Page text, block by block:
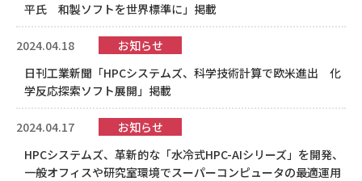
平氏 和製ソフトを世界標準に」掲載
2024.04.18
お知らせ
日刊工業新聞「HPCシステムズ、科学技術計算で欧米進出 化
学反応探索ソフト展開」掲載
2024.04.17
お知らせ
HPCシステムズ、革新的な「水冷式HPC-AIシリーズ」を開発、
一般オフィスや研究室環境でスーパーコンピュータの最適運用